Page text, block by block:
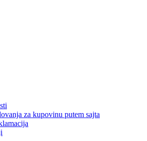
za kupovinu putem sajta